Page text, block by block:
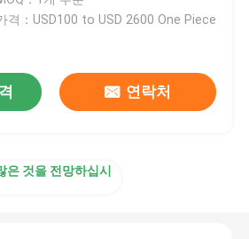
격：USD100 to USD 2600 One Piece
연락처
은 것을 전망하십시